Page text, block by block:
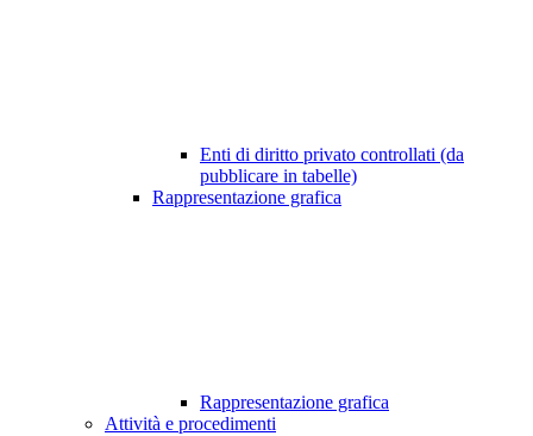
Enti di diritto privato controllati (da
pubblicare in tabelle)
Rappresentazione grafica
Rappresentazione grafica
Attività e procedimenti